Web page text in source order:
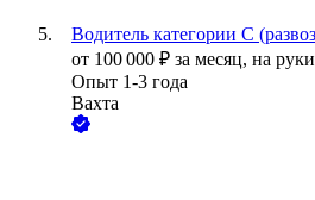
Водитель категории С
от 100 000 ₽ за месяц, на руки
Опыт 1-3 года
Вахта